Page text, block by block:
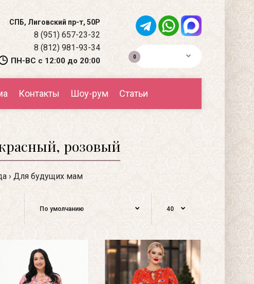
СПБ, Лиговский пр-т, 50Р
8 (951) 657-23-32
8 (812) 981-93-34
ПН-ВС с 12:00 до 20:00 0
Контакты Шоу-рум Статьи
розовый
Для будущих мам